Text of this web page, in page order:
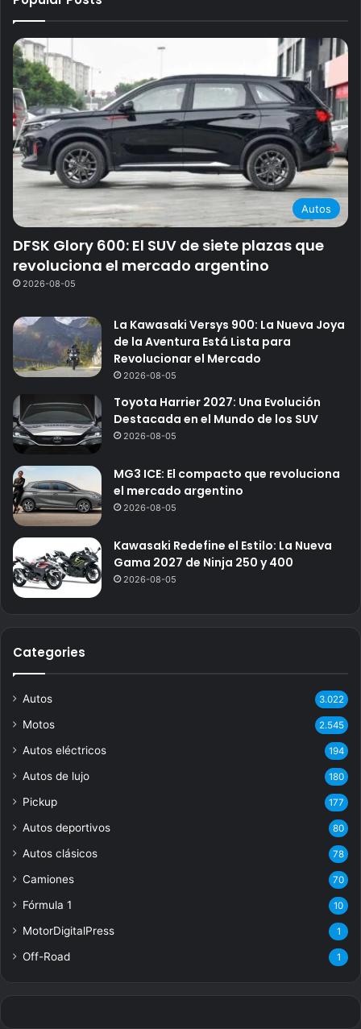
Autos
DFSK Glory 600: El SUV de siete plazas que
revoluciona el mercado argentino
2026-08-05
La Kawasaki Versys 900: La Nueva Joya
de la Aventura Está Lista para
Revolucionar el Mercado
2026-08-05
Toyota Harrier 2027: Una Evolución
Destacada en el Mundo de los SUV
2026-08-05
MG3 ICE: El compacto que revoluciona
el mercado argentino
2026-08-05
Kawasaki Redefine el Estilo: La Nueva
Gama 2027 de Ninja 250 y 400
2026-08-05
Categories
Autos 3.022
Motos 2.545
Autos eléctricos 194
Autos de lujo 180
Pickup 177
Autos deportivos 80
Autos clásicos 78
Camiones 70
Fórmula 1 10
MotorDigitalPress 1
Off-Road 1